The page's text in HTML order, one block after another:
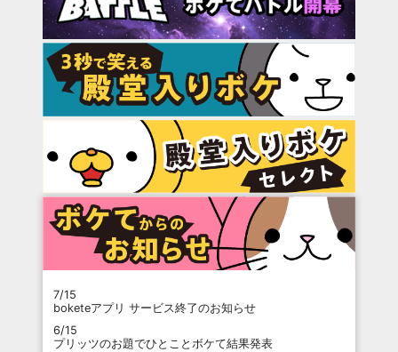
7/15
boketeアプリ サービス終了のお知らせ
6/15
プリッツのお題でひとことボケて結果発表